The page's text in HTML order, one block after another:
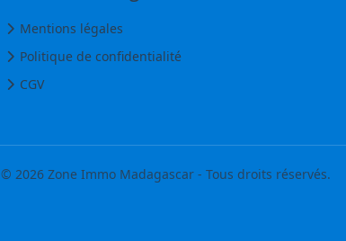
Mentions légales
Politique de confidentialité
CGV
© 2026 Zone Immo Madagascar - Tous droits réservés.